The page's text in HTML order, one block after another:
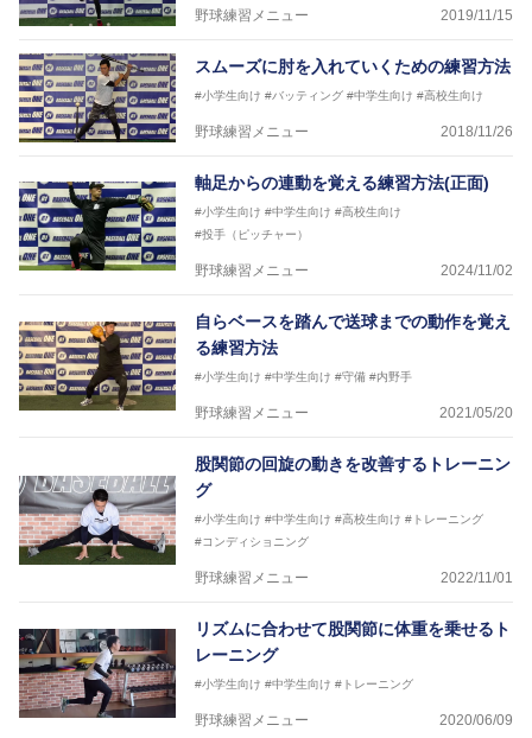
野球練習メニュー 2019/11/15
スムーズに肘を入れていくための練習方法
#小学生向け #バッティング #中学生向け #高校生向け
野球練習メニュー 2018/11/26
軸足からの連動を覚える練習方法(正面)
#小学生向け #中学生向け #高校生向け
#投手（ピッチャー）
野球練習メニュー 2024/11/02
自らベースを踏んで送球までの動作を覚え
る練習方法
#小学生向け #中学生向け #守備 #内野手
野球練習メニュー 2021/05/20
股関節の回旋の動きを改善するトレーニン
グ
#小学生向け #中学生向け #高校生向け #トレーニング
#コンディショニング
野球練習メニュー 2022/11/01
リズムに合わせて股関節に体重を乗せるト
レーニング
#小学生向け #中学生向け #トレーニング
野球練習メニュー 2020/06/09